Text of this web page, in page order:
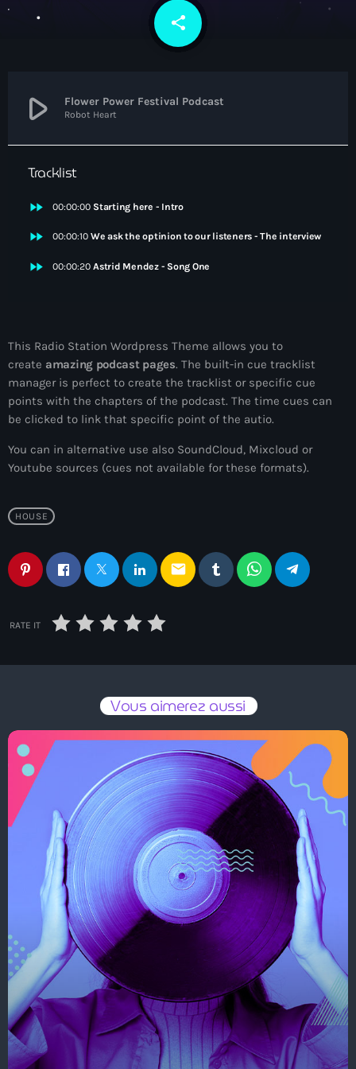
NEWS
Now playing
NON STOP MUSIC
12:00 - 15:00
News
Electro Radio est désormais disponible
sur www.radio.fr !
ELECTRO radio est désormais
share
email
play_arrow Flower Power Festival Podcast
Robot Heart
Tracklist
fast_forward 00:00:00 Starting here - Intro
fast_forward 00:00:10 We ask the optinion to our listeners - The interview
fast_forward 00:00:20 Astrid Mendez - Song One
This Radio Station Wordpress Theme allows you to
create amazing podcast pages. The built-in cue tracklist
manager is perfect to create the tracklist or specific cue
points with the chapters of the podcast. The time cues can
be clicked to link that specific point of the autio.
You can in alternative use also SoundCloud, Mixcloud or
Youtube sources (cues not available for these formats).
HOUSE
email
RATE IT
Vous aimerez aussi